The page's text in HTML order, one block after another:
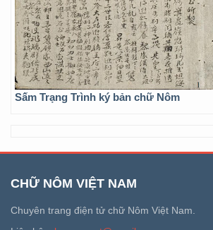
Sấm Trạng Trình ký bản chữ Nôm
CHỮ NÔM VIỆT NAM
Chuyên trang điện tử chữ Nôm Việt Nam.